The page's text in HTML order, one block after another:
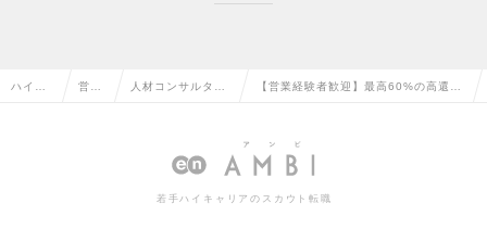
ハイク 営業 人材コンサルタン
ターの転職
【営業経験者歓迎】最高60%の高還元
事業推進の求人情報
若手ハイキャリアのスカウト転職